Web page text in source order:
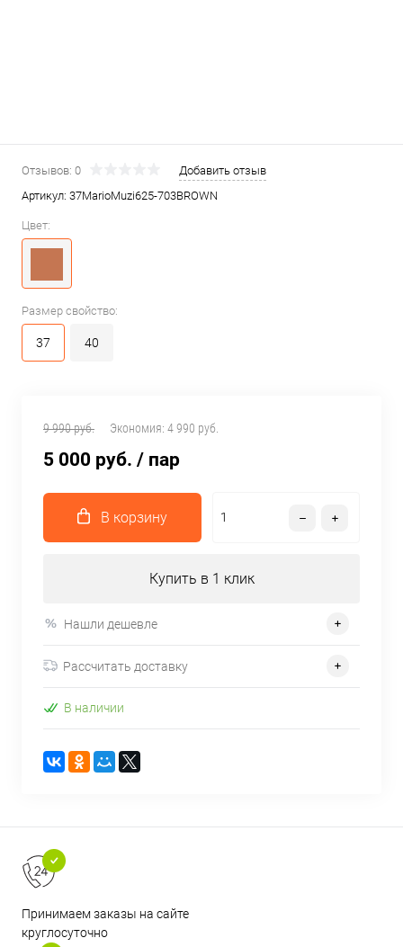
Отзывов: 0
Добавить отзыв
Артикул: 37MarioMuzi625-703BROWN
Цвет:
Размер свойство:
37 40
9 990 руб. Экономия: 4 990 руб.
5 000 руб. / пар
В корзину
Купить в 1 клик
Нашли дешевле
Рассчитать доставку
В наличии
Принимаем заказы на сайте
круглосуточно